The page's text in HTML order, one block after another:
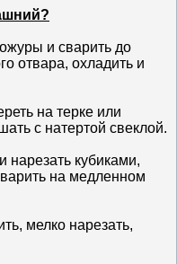
и сварить до
отвара, охладить и
на терке или
с натертой свеклой.
нарезать кубиками,
на медленном
мелко нарезать,